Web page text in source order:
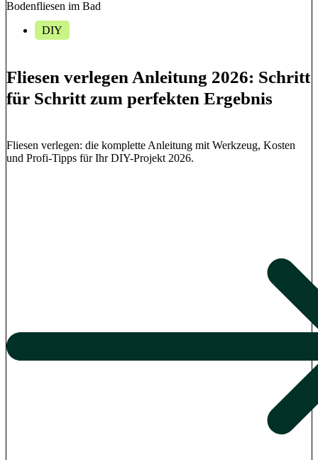
DIY
Fliesen verlegen Anleitung 2026: Schritt
für Schritt zum perfekten Ergebnis
Fliesen verlegen: die komplette Anleitung mit Werkzeug, Kosten
und Profi-Tipps für Ihr DIY-Projekt 2026.